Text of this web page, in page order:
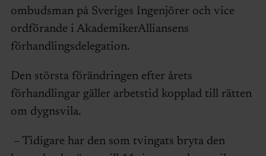
ombudsman på Sveriges Ingenjörer och vice
ordförande i AkademikerAlliansens
förhandlingsdelegation.
Den största förändringen efter årets
förhandlingar gäller arbetstid kopplad till rätten
om dygnsvila.
– Tidigare har den som tvingats bryta den